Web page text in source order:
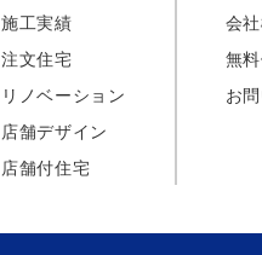
施工実績
注文住宅
リノベーション
店舗デザイン
店舗付住宅
会
無
お